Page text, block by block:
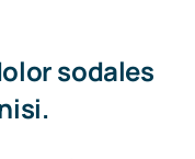
sodales